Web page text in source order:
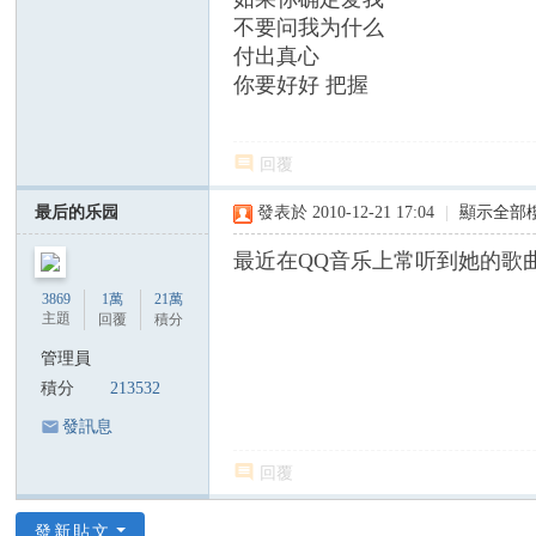
ス
・
チ
不要问我为什么
付出真心
你要好好 把握
回覆
最后的乐园
3869
主題
1萬
回覆
21萬
積分
管理員
積分
213532
發訊息
發表於 2010-12-21 17:04 顯示全部
最近在QQ音乐上常听到她的歌
回覆
發新貼文